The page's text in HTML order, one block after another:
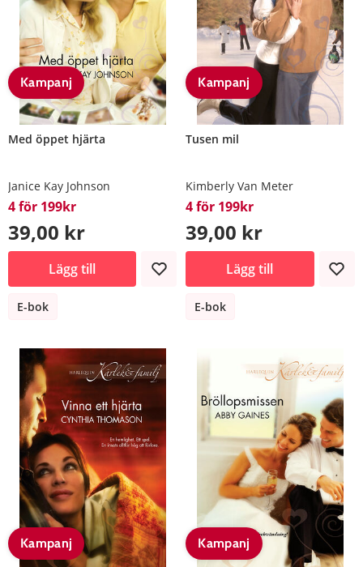
Kampanj
Med öppet hjärta
Janice Kay Johnson
4 för 199kr
39,00 kr
Lägg till
E-bok
Kampanj
Tusen mil
Kimberly Van Meter
4 för 199kr
39,00 kr
Lägg till
E-bok
Kampanj Kampanj